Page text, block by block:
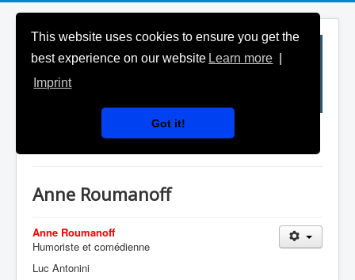
This website uses cookies to ensure you get the
best experience on our website Learn more
Imprint
Got it!
Généalogies célèbres
Anne Roumanoff
Anne Roumanoff
Humoriste et comédienne
Luc Antonini